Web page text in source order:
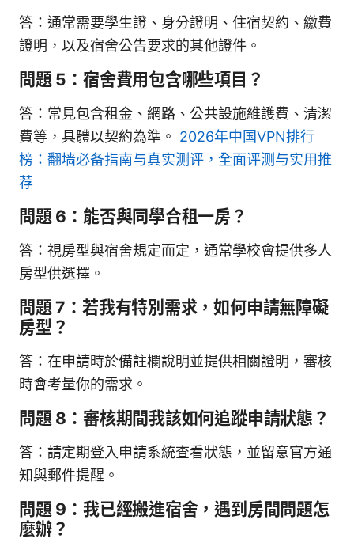
答：通常需要學生證、身分證明、住宿契約、繳費
證明，以及宿舍公告要求的其他證件。
問題 5：宿舍費用包含哪些項目？
答：常見包含租金、網路、公共設施維護費、清潔
費等，具體以契約為準。 2026年中国VPN排行
榜：翻墙必备指南与真实测评，全面评测与实用推
荐
問題 6：能否與同學合租一房？
答：視房型與宿舍規定而定，通常學校會提供多人
房型供選擇。
問題 7：若我有特別需求，如何申請無障礙
房型？
答：在申請時於備註欄說明並提供相關證明，審核
時會考量你的需求。
問題 8：審核期間我該如何追蹤申請狀態？
答：請定期登入申請系統查看狀態，並留意官方通
知與郵件提醒。
問題 9：我已經搬進宿舍，遇到房間問題怎
麼辦？